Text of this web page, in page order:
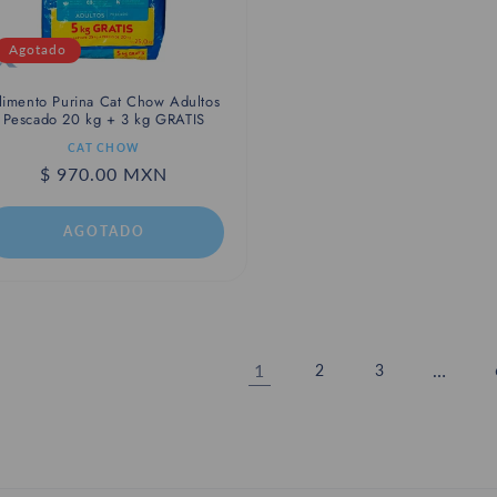
Agotado
Purina Cat Chow Adultos
Pescado 20 kg + 3 kg GRATIS
CAT CHOW
Precio
$ 970.00 MXN
AGOTADO
1 2 3 …